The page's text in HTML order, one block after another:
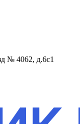
№ 4062, д.6с1